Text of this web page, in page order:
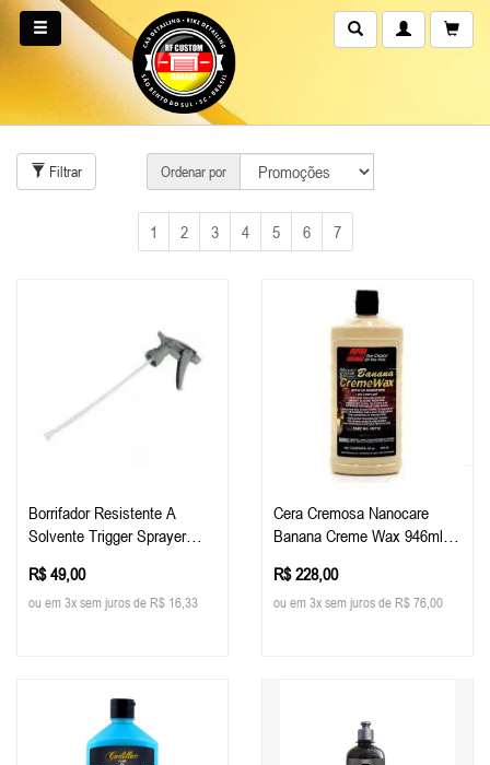
Filtrar Ordenar por
1 2 3 4 5 6 7
Borrifador Resistente A
Solvente Trigger Sprayer
R$ 49,00
ou em 3x sem juros de R$ 16,33
Cera Cremosa Nanocare
Banana Creme Wax 946ml
R$ 228,00
ou em 3x sem juros de R$ 76,00